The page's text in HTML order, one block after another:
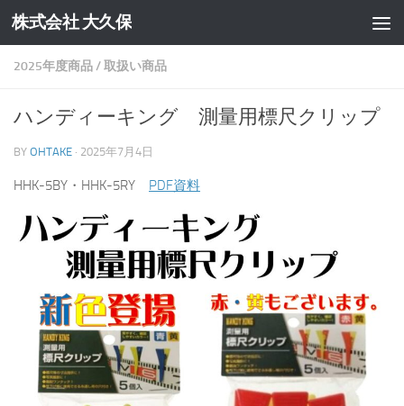
コンテンツへスキップ
株式会社 大久保
2025年度商品/取扱い商品
ハンディーキング 測量用標尺クリップ
BY OHTAKE · 2025年7月4日
HHK-5BY・HHK-5RY PDF資料